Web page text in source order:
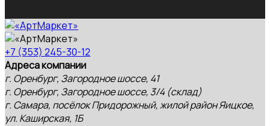
+7 (353) 245-30-12
Адреса компании
г. Оренбург, Загородное шоссе, 41
г. Оренбург, Загородное шоссе, 3/4 (склад)
г. Самара, посёлок Придорожный, жилой район Яицкое,
ул. Каширская, 1Б